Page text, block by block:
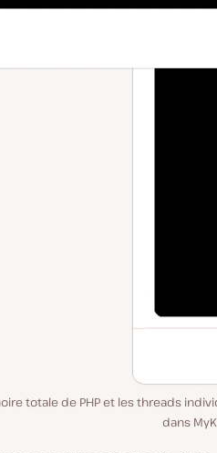
totale de PHP et les threads
dans